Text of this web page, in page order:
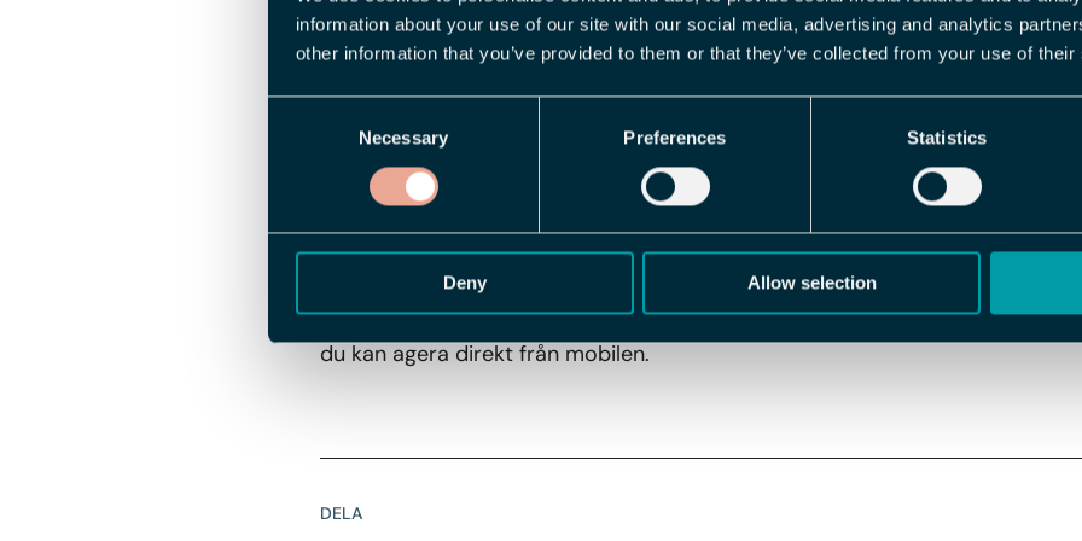
information about your use of our site with our social media, advertising and analytics
other information that you’ve provided to them or that they’ve collected from your use of
Necessary Preferences Statistics
Deny Allow selection
administratör har ställt in en påminnelse för klarmarkering i Flex HRM
som kräver din uppmärksamhet – allt på ett ställe.
Värdet för dig
Att klarmarkera tidrapporten i mobilappen innebär att du inte längre
för att slutföra det sista steget i din tidsrapportering. Du får en tydlig signal
du kan agera direkt från mobilen.
DELA